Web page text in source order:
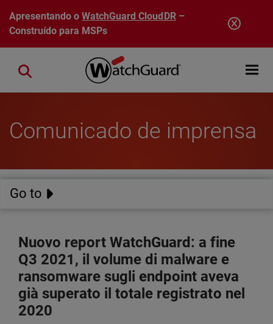
Pular para o conteúdo principal
Apresentando oWatchGuard CloudDR–
Construído para MSPs
Open
Close search
Comunicado de imprensa
Go to
Nuovo report WatchGuard: a fine
Q3 2021, il volume di malware e
ransomware sugli endpoint aveva
già superato il totale registrato nel
2020